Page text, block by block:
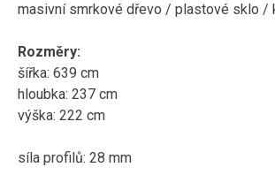
masivní smrkové dřevo / plastové sklo /
Rozměry:
šířka: 639 cm
hloubka: 237 cm
výška: 222 cm
síla profilů: 28 mm